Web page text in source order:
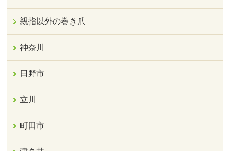
親指以外の巻き爪
神奈川
日野市
立川
町田市